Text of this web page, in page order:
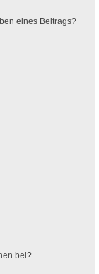
eines Beitrags?
bei?